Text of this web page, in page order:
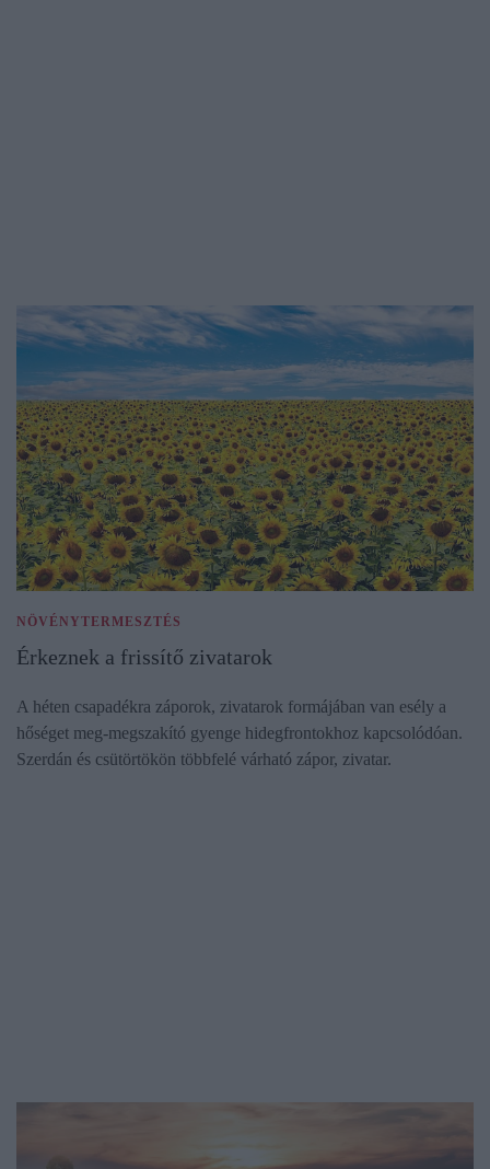
NÖVÉNYTERMESZTÉS
Érkeznek a frissítő zivatarok
A héten csapadékra záporok, zivatarok formájában van esély a
hőséget meg-megszakító gyenge hidegfrontokhoz kapcsolódóan.
Szerdán és csütörtökön többfelé várható zápor, zivatar.